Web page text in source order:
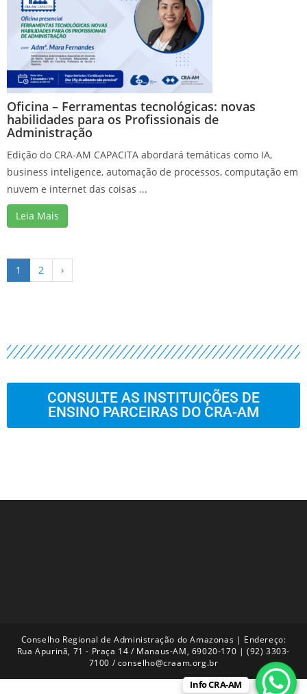
Oficina – Ferramentas tecnológicas: novas
habilidades para os Profissionais de
Administração
Edição do CRA-AM CAPACITA abordará temáticas como IA,
business inteligence, automação de processos, computação em
nuvem e internet das coisas ...
Leia Mais
1 2 ›
CONSULTE AS INSTITUIÇÕES DE
ENSINO PARCEIRAS DO CRA-AM
Conselho Regional de Administração do Amazonas | Endereço:
Rua Apurinã, 71 - Praça 14 / Manaus-AM, 69020-170 | (92) 3303-
7100 / conselho@craam.org.br
Info CRA-AM